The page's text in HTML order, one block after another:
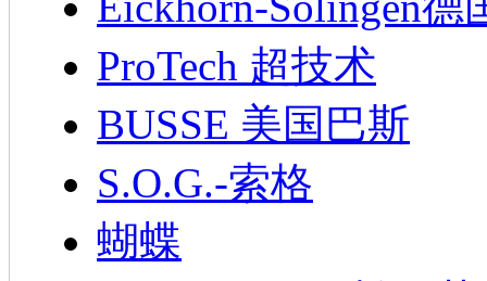
ProTech 超技术
BUSSE 美国巴斯
S.O.G.-索格
蝴蝶